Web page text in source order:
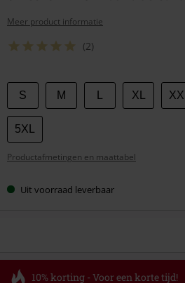
Meer product informatie
(2)
Kies
je
maat
S M XL XXL
5XL
Productafmetingen en maattabel
Uit voorraad leverbaar
10% korting - Voor een korte tijd!